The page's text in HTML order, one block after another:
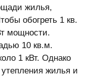
жилья,
обогреть 1 кв.
мощности.
10 кв.м.
1 кВт. Однако
жилья и